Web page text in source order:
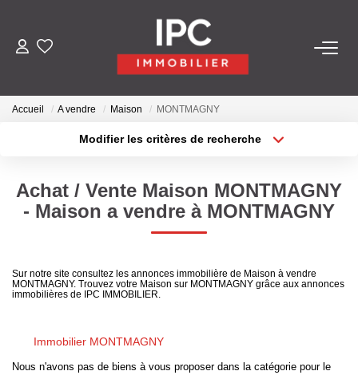
ACHETER
LES AGENCES
Nos Équipes
Nous Rejoindre
Accueil A vendre Maison MONTMAGNY
Modifier les critères de recherche
Sélectionnez...
Type de bien
Surface min
Créer une alerte
Achat / Vente Maison MONTMAGNY
- Maison a vendre à MONTMAGNY
Sur notre site consultez les annonces immobilière de Maison à vendre
MONTMAGNY. Trouvez votre Maison sur MONTMAGNY grâce aux annonces
immobilières de IPC IMMOBILIER.
Immobilier MONTMAGNY
Nous n'avons pas de biens à vous proposer dans la catégorie pour le